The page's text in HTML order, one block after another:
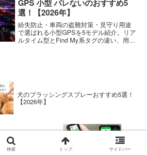
GPS 小型 バレないのおすすめ5
選！【2026年】
紛失防止・車両の盗難対策・見守り用途
で選ばれる小型GPSを5モデル紹介。リア
ルタイム型とFind My系タグの違い、用途
犬のブラッシングスプレーおすすめ5選！
【2026年】
め5選！【2026年】
検索 トップ サイドバー